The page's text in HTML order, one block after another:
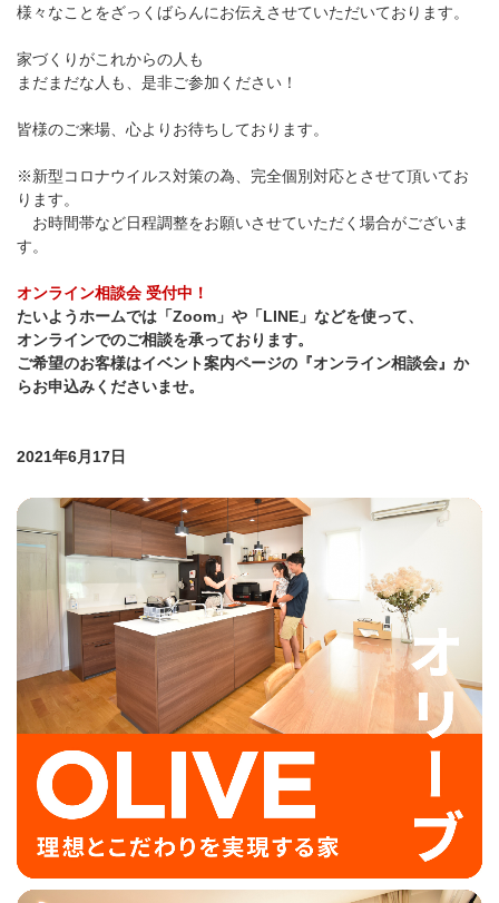
様々なことをざっくばらんにお伝えさせていただいております。
家づくりがこれからの人も
まだまだな人も、是非ご参加ください！
皆様のご来場、心よりお待ちしております。
※新型コロナウイルス対策の為、完全個別対応とさせて頂いてお
ります。
お時間帯など日程調整をお願いさせていただく場合がございま
す。
オンライン相談会 受付中！
たいようホームでは「Zoom」や「LINE」などを使って、
オンラインでのご相談を承っております。
ご希望のお客様はイベント案内ページの『オンライン相談会』か
らお申込みくださいませ。
2021年6月17日